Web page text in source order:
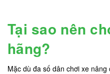
Tại sao nên
hãng?
Mặc dù đa số dân chơi xe